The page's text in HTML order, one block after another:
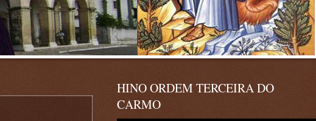
HINO ORDEM TERCEIRA DO
CARMO